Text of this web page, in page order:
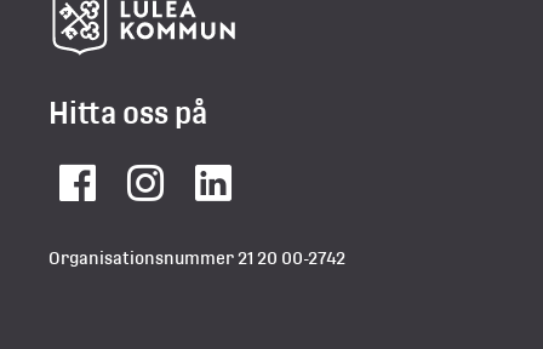
Hitta oss på
FacebookInstagramLinkedIn
Organisationsnummer 21 20 00-2742